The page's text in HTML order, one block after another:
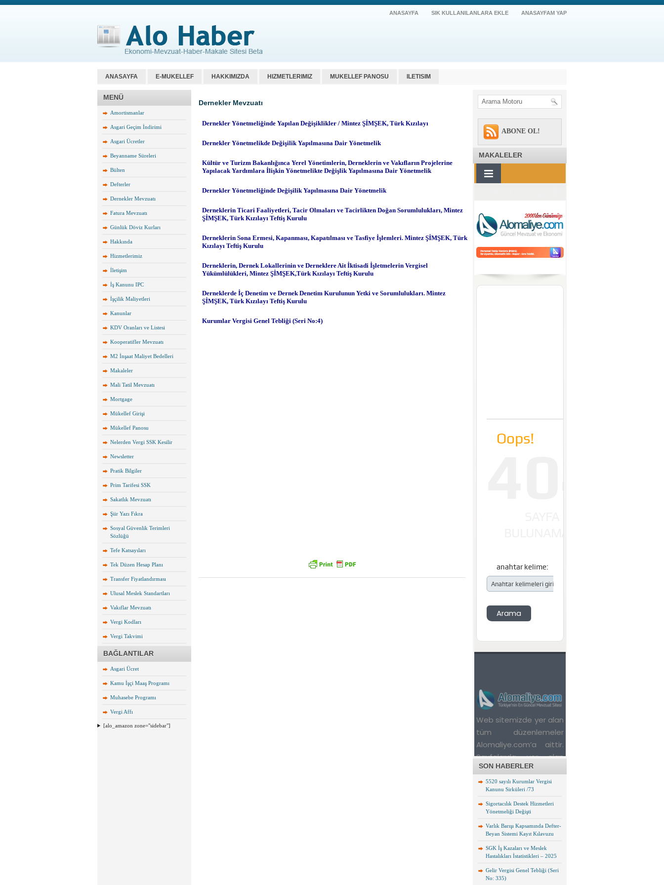
ANASAYFA SIK KULLANILANLARA EKLE ANASAYFAM YAP
ANASAYFA E-MUKELLEF HAKKIMIZDA HIZMETLERIMIZ MUKELLEF PANOSU ILETISIM
MENÜ
Amortismanlar
Asgari Geçim İndirimi
Asgari Ücretler
Beyanname Süreleri
Bülten
Defterler
Dernekler Mevzuatı
Fatura Mevzuatı
Günlük Döviz Kurları
Hakkında
Hizmetlerimiz
İletişim
İş Kanunu IPC
İşçilik Maliyetleri
Kanunlar
KDV Oranları ve Listesi
Kooperatifler Mevzuatı
M2 İnşaat Maliyet Bedelleri
Makaleler
Mali Tatil Mevzuatı
Mortgage
Mükellef Girişi
Mükellef Panosu
Nelerden Vergi SSK Kesilir
Newsletter
Pratik Bilgiler
Prim Tarifesi SSK
Sakatlık Mevzuatı
Şiir Yazı Fıkra
Sosyal Güvenlik Terimleri
Sözlüğü
Tefe Katsayıları
Tek Düzen Hesap Planı
Transfer Fiyatlandırması
Ulusal Meslek Standartları
Vakıflar Mevzuatı
Vergi Kodları
Vergi Takvimi
BAĞLANTILAR
Asgari Ücret
Kamu İşçi Maaş Programı
Muhasebe Programı
Vergi Affı
[alo_amazon zone="sidebar"]
Dernekler Mevzuatı
ABONE OL!
MAKALELER
SON HABERLER
5520 sayılı Kurumlar Vergisi
Kanunu Sirküleri /73
Sigortacılık Destek Hizmetleri
Yönetmeliği Değişti
Varlık Barışı Kapsamında Defter-
Beyan Sistemi Kayıt Kılavuzu
SGK İş Kazaları ve Meslek
Hastalıkları İstatistikleri – 2025
Gelir Vergisi Genel Tebliği (Seri
No: 335)